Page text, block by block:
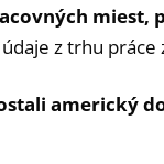
miest,
z trhu
americký